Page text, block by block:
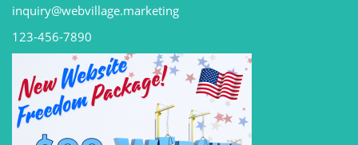
inquiry@webvillage.marketing
123-456-7890